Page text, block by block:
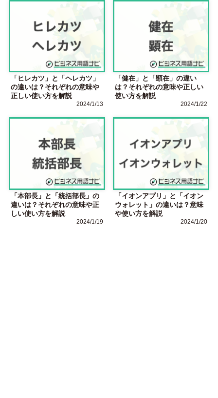
「ヒレカツ」と「ヘレカツ」
の違いは？それぞれの意味や
正しい使い方を解説
2024/1/13
「健在」と「顕在」の違い
は？それぞれの意味や正しい
使い方を解説
2024/1/22
「本部長」と「統括部長」の
違いは？それぞれの意味や正
しい使い方を解説
2024/1/19
「イオンアプリ」と「イオン
ウォレット」の違いは？意味
や使い方を解説
2024/1/20